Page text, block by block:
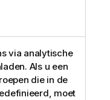
via analytische
Als u een
die in de
moet